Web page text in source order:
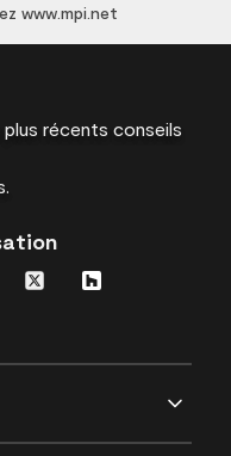
www.mpi.net
récents conseils